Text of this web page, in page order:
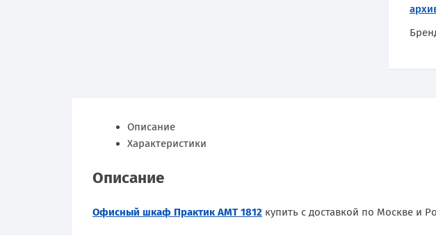
Описание
Характеристики
Описание
Офисный шкаф Практик AMT 1812 купить с доставкой по Москве и